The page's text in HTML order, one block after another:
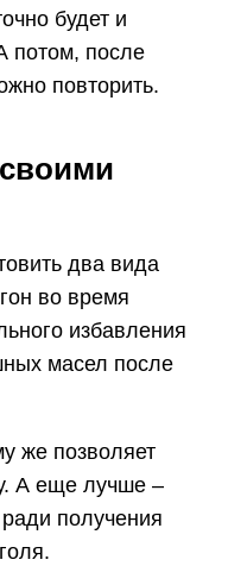
будет и
потом, после
повторить.
два вида
во время
избавления
масел после
же позволяет
А еще лучше –
получения